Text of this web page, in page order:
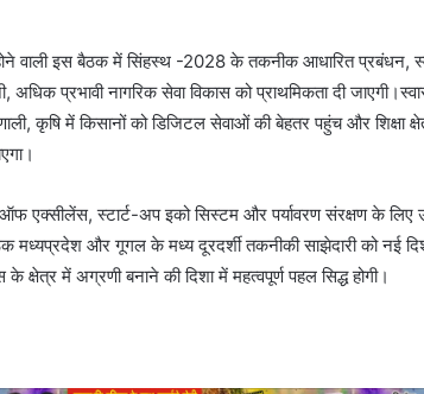
वाली इस बैठक में सिंहस्थ -2028 के तकनीक आधारित प्रबंधन,
अधिक प्रभावी नागरिक सेवा विकास को प्राथमिकता दी
कृषि में किसानों को डिजिटल सेवाओं की बेहतर पहुंच और शिक्षा
स्टार्ट-अप इको सिस्टम और पर्यावरण संरक्षण के लिए
मध्यप्रदेश और गूगल के मध्य दूरदर्शी तकनीकी साझेदारी को नई
क्षेत्र में अग्रणी बनाने की दिशा में महत्वपूर्ण पहल सिद्ध होगी।